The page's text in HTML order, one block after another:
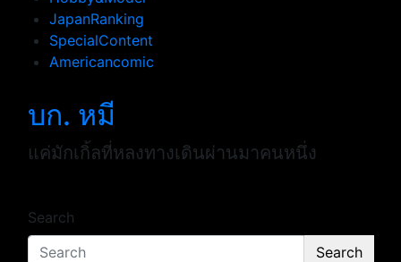
JapanRanking
SpecialContent
Americancomic
บก. หมี
แค่มักเกิ้ลที่หลงทางเดินผ่านมาคนหนึ่ง
Search
Search